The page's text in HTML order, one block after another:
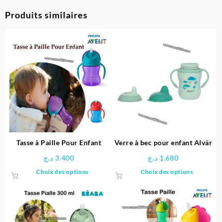
Produits similaires
Tasse à Paille Pour Enfant
3.400 د.ج
Choix des options
a
variations.
Verre à bec pour enfant Alvär
1.680 د.ج
Choix des options
a